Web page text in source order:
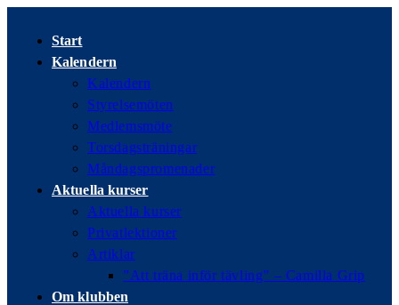
innehållet
Start
Kalendern
Kalendern
Styrelsemöten
Medlemsmöte
Torsdagsträningar
Måndagspromenader
Aktuella kurser
Aktuella kurser
Privatlektioner
Artiklar
”Att träna inför tävling” – Camilla Grip
Om klubben